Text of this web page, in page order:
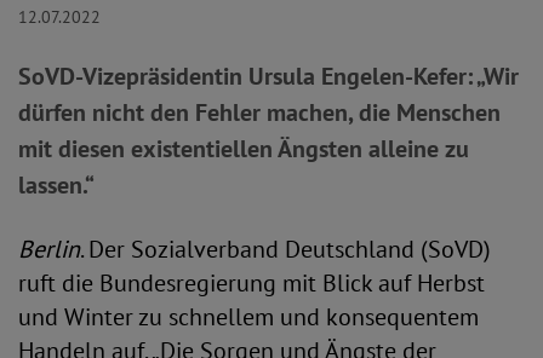
12.07.2022
SoVD-Vizepräsidentin Ursula Engelen-Kefer: „Wir
dürfen nicht den Fehler machen, die Menschen
mit diesen existentiellen Ängsten alleine zu
lassen.“
Berlin. Der Sozialverband Deutschland (SoVD)
ruft die Bundesregierung mit Blick auf Herbst
und Winter zu schnellem und konsequentem
Handeln auf. „Die Sorgen und Ängste der